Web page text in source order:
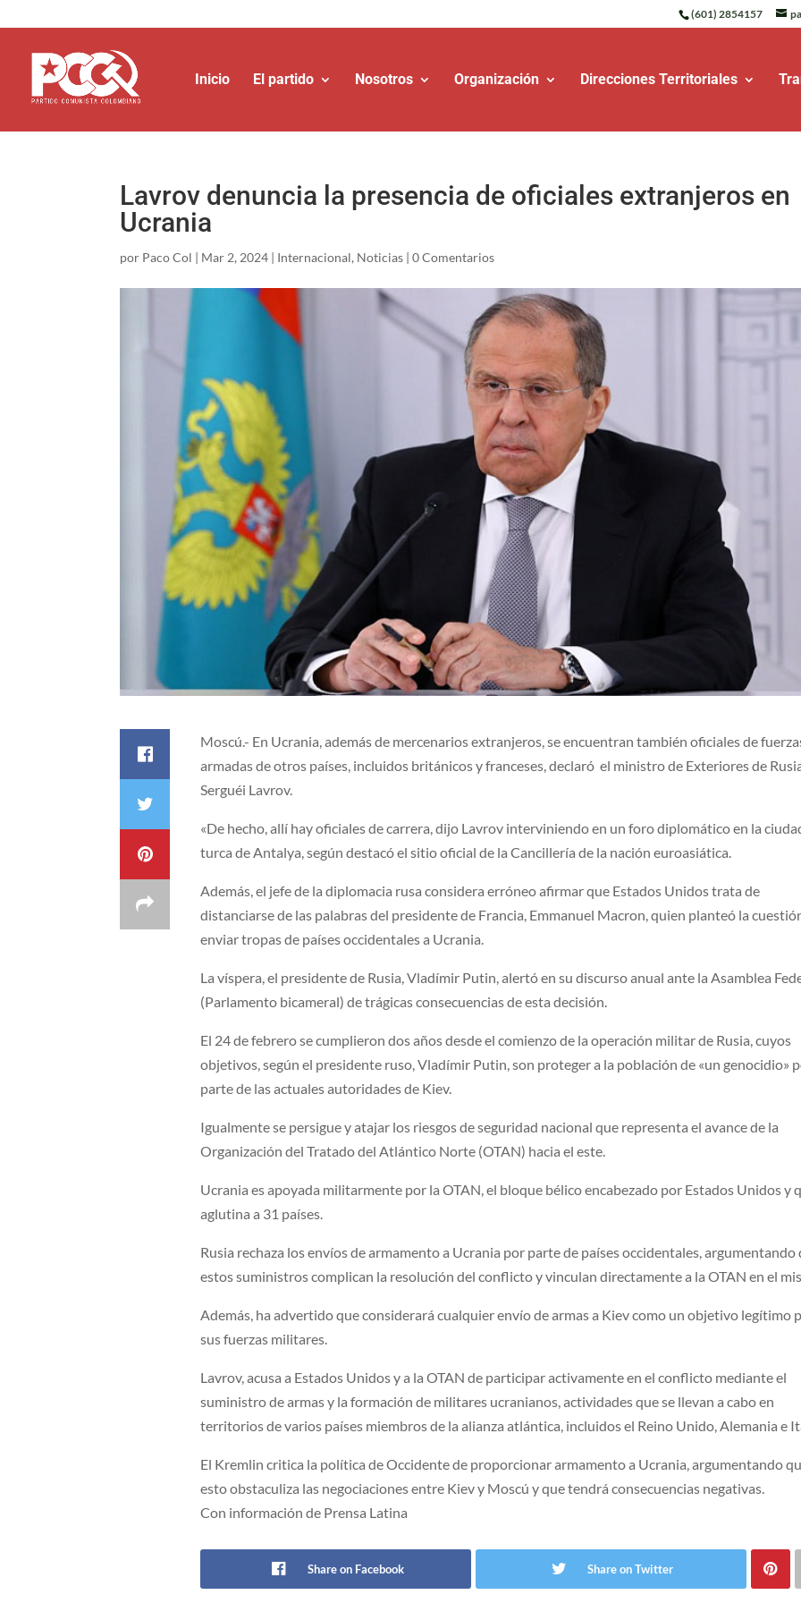
(601) 2854157
Inicio El partido Nosotros Organización Direcciones Territoriales
Lavrov denuncia la presencia de oficiales extranjeros en
Ucrania
por Paco Col | Mar 2, 2024 | Internacional, Noticias |0 Comentarios
Moscú.- En Ucrania, además de mercenarios extranjeros, se encuentran también oficiales de
armadas de otros países, incluidos británicos y franceses, declaró el ministro de Exteriores de
Serguéi Lavrov.
«De hecho, allí hay oficiales de carrera, dijo Lavrov interviniendo en un foro diplomático en la
turca de Antalya, según destacó el sitio oficial de la Cancillería de la nación euroasiática.
Además, el jefe de la diplomacia rusa considera erróneo afirmar que Estados Unidos trata de
distanciarse de las palabras del presidente de Francia, Emmanuel Macron, quien planteó la
enviar tropas de países occidentales a Ucrania.
La víspera, el presidente de Rusia, Vladímir Putin, alertó en su discurso anual ante la Asamblea
(Parlamento bicameral) de trágicas consecuencias de esta decisión.
El 24 de febrero se cumplieron dos años desde el comienzo de la operación militar de Rusia, cuyos
objetivos, según el presidente ruso, Vladímir Putin, son proteger a la población de «un genocidio»
parte de las actuales autoridades de Kiev.
Igualmente se persigue y atajar los riesgos de seguridad nacional que representa el avance de la
Organización del Tratado del Atlántico Norte (OTAN) hacia el este.
Ucrania es apoyada militarmente por la OTAN, el bloque bélico encabezado por Estados Unidos y
aglutina a 31 países.
Rusia rechaza los envíos de armamento a Ucrania por parte de países occidentales, argumentando
estos suministros complican la resolución del conflicto y vinculan directamente a la OTAN en el
Además, ha advertido que considerará cualquier envío de armas a Kiev como un objetivo legítimo
sus fuerzas militares.
Lavrov, acusa a Estados Unidos y a la OTAN de participar activamente en el conflicto mediante el
suministro de armas y la formación de militares ucranianos, actividades que se llevan a cabo en
territorios de varios países miembros de la alianza atlántica, incluidos el Reino Unido, Alemania e
El Kremlin critica la política de Occidente de proporcionar armamento a Ucrania, argumentando
esto obstaculiza las negociaciones entre Kiev y Moscú y que tendrá consecuencias negativas.
Con información de Prensa Latina
Share on Facebook Share on Twitter